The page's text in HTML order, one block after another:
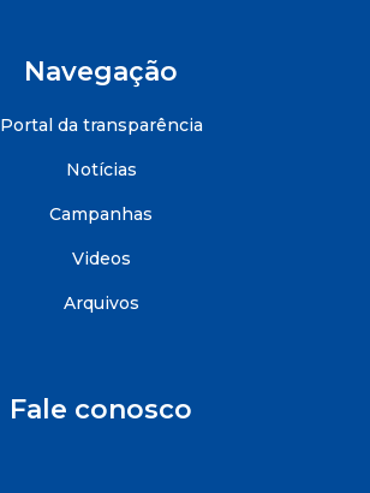
Navegação
Portal da transparência
Notícias
Campanhas
Videos
Arquivos
Fale conosco